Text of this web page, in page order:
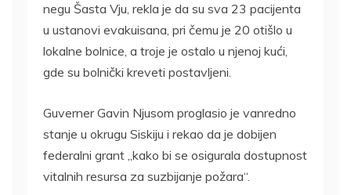
negu Šasta Vju, rekla je da su sva 23 pacijenta
u ustanovi evakuisana, pri čemu je 20 otišlo u
lokalne bolnice, a troje je ostalo u njenoj kući,
gde su bolnički kreveti postavljeni.
Guverner Gavin Njusom proglasio je vanredno
stanje u okrugu Siskiju i rekao da je dobijen
federalni grant „kako bi se osigurala dostupnost
vitalnih resursa za suzbijanje požara“.